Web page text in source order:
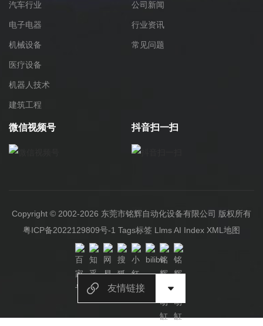
汽车行业
电子电器
机械设备
医疗设备
机器人技术
建筑工程
公司新闻
行业资讯
常见问题
微信视频号 抖音扫一扫
Copyright © 2002-2026 东莞市铭辉自动化设备有限公司 版权所有
粤ICP备2022129809号-1 Tags标签 LlmsAI Index XML地图
友情链接